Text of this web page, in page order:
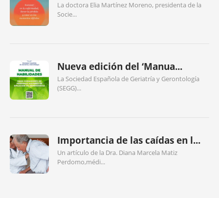
La doctora Elia Martínez Moreno, presidenta de la
Socie...
Nueva edición del ‘Manua...
La Sociedad Española de Geriatría y Gerontología
(SEGG)...
Importancia de las caídas en l...
Un artículo de la Dra. Diana Marcela Matiz
Perdomo,médi...